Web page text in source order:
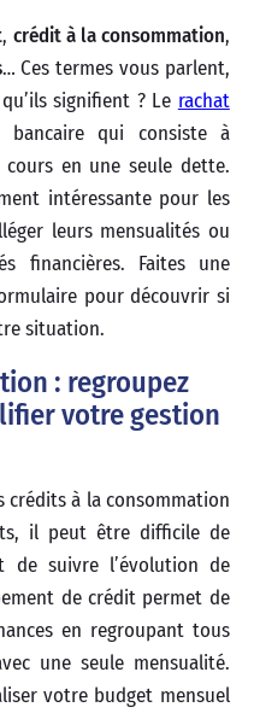
, crédit à la consommation,
… Ces termes vous parlent,
signifient ? Le rachat
qui consiste à
en une seule dette.
intéressante pour les
leurs mensualités ou
financières. Faites une
pour découvrir si
situation.
: regroupez
votre gestion
crédits à la consommation
il peut être difficile de
de suivre l’évolution de
de crédit permet de
en regroupant tous
une seule mensualité.
votre budget mensuel